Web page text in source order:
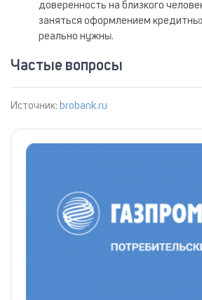
доверенность на близкого
заняться оформлением
реально нужны.
Частые вопросы
Источник: brobank.ru